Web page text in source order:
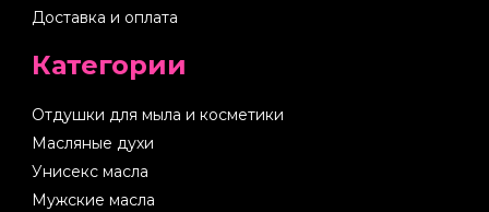
Доставка и оплата
Категории
Отдушки для мыла и косметики
Масляные духи
Унисекс масла
Мужские масла